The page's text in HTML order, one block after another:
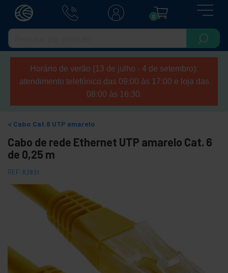
0
Horário de verão (13 de julho - 4 de setembro):
atendimento telefónico das 09:00 às 17:00 e loja das
08:00 às 16:30.
Cabo Cat.6 UTP amarelo
Cabo de rede Ethernet UTP amarelo Cat. 6
de 0,25 m
REF: RJ031